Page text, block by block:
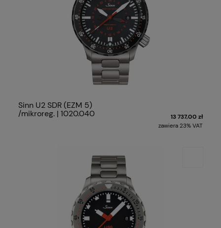
Sinn U2 SDR (EZM 5)
/mikroreg. | 1020.040
13 737,00 zł
zawiera 23% VAT